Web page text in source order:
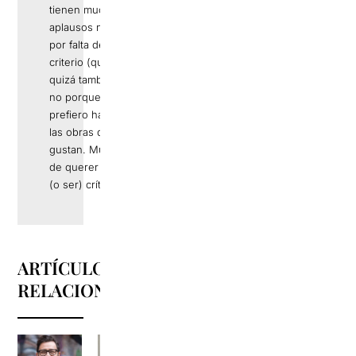
tienen muchos
aplausos no es
por falta de
criterio (que
quizá también), si
no porque
prefiero hablar de
las obras que me
gustan. Muy lejos
de querer hacer
(o ser) crítica.
ARTÍCULOS
RELACIONADOS